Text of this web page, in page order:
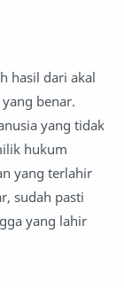
hasil dari akal
benar.
yang tidak
hukum
yang terlahir
sudah pasti
yang lahir